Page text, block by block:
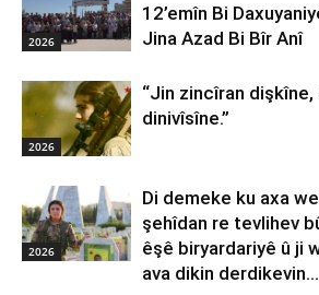
2026
12’emîn Bi
Jina Azad Bi Bîr Anî
2026
“Jin zincîran
dinivîsîne.”
2026
Di demeke ku axa
şehîdan re tevlihev
êşê biryardariyê û ji
ava dikin derdikevin...